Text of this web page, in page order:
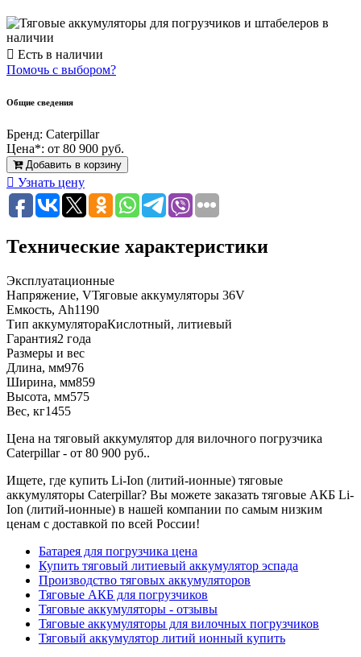
Есть в наличии
Помочь с выбором?
Общие сведения
Бренд: Caterpillar
Цена*: от 80 900 руб.
Добавить в корзину
Узнать цену
Технические характеристики
Эксплуатационные
Напряжение, VТяговые аккумуляторы 36V
Емкость, Ah1190
Тип аккумулятораКислотный, литиевый
Гарантия2 года
Размеры и вес
Длина, мм976
Ширина, мм859
Высота, мм575
Вес, кг1455
Цена на тяговый аккумулятор для вилочного погрузчика
Caterpillar - от 80 900 руб..
Ищете, где купить Li-Ion (литий-ионные) тяговые
аккумуляторы Caterpillar? Вы можете заказать тяговые АКБ Li-
Ion (литий-ионные) в нашей компании по самым низким
ценам с доставкой по всей России!
Батарея для погрузчика цена
Купить тяговый литиевый аккумулятор эспада
Производство тяговых аккумуляторов
Тяговые АКБ для погрузчиков
Тяговые аккумуляторы - отзывы
Тяговые аккумуляторы для вилочных погрузчиков
Тяговый аккумулятор литий ионный купить